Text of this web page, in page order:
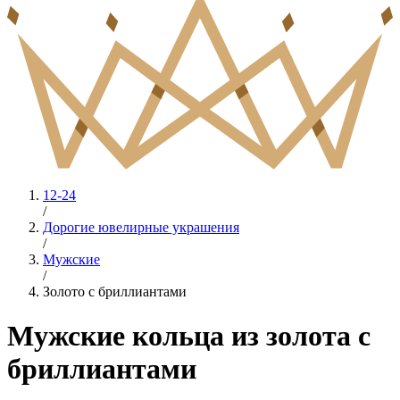
12-24
/
Дорогие ювелирные украшения
/
Мужские
/
Золото с бриллиантами
Мужские кольца из золота с
бриллиантами